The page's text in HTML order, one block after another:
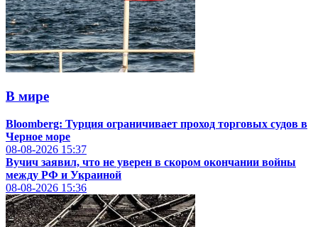
В мире
Bloomberg: Турция ограничивает проход торговых судов в
Черное море
08-08-2026 15:37
Вучич заявил, что не уверен в скором окончании войны
между РФ и Украиной
08-08-2026 15:36